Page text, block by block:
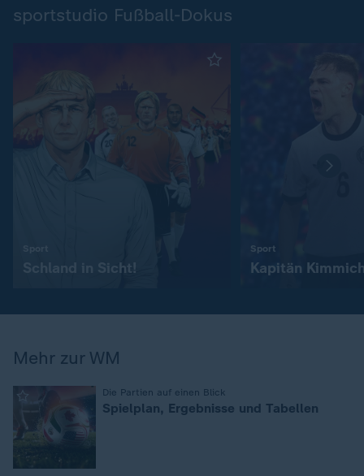
sportstudio Fußball-Dokus
Schland in Sicht!
Sport
Kapitän
Mehr zur WM
Die Partien auf einen Blick
Spielplan, Ergebnisse und Tabellen